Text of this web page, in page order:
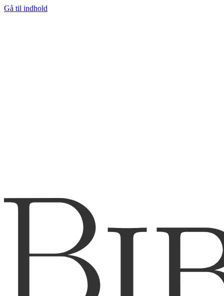
Gå til indhold